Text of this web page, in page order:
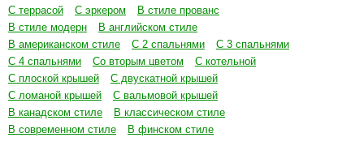
С террасой
С эркером
В стиле прованс
В стиле модерн
В английском стиле
В американском стиле
С 2 спальнями
С 3 спальнями
С 4 спальнями
Со вторым цветом
С котельной
С плоской крышей
С двускатной крышей
С ломаной крышей
С вальмовой крышей
В канадском стиле
В классическом стиле
В современном стиле
В финском стиле